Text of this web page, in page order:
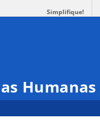
Simplifique!
Humanas